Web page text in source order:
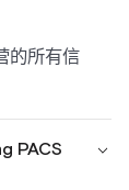
的所有信
PACS